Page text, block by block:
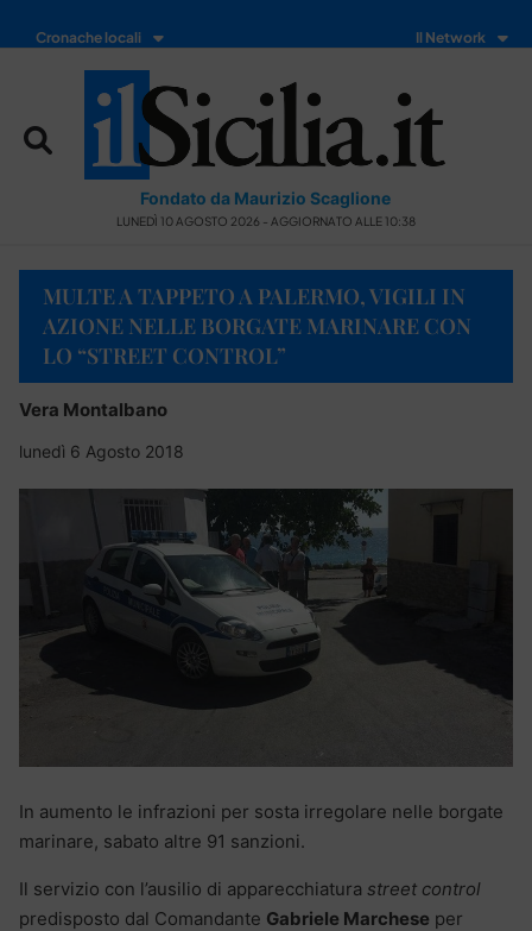
Cronache locali Il Network
Fondato da Maurizio Scaglione
LUNEDÌ 10 AGOSTO 2026 - AGGIORNATO ALLE 10:38
MULTE A TAPPETO A PALERMO, VIGILI IN
AZIONE NELLE BORGATE MARINARE CON
LO “STREET CONTROL”
Vera Montalbano
lunedì 6 Agosto 2018
In aumento le infrazioni per sosta irregolare nelle borgate
marinare, sabato altre 91 sanzioni.
Il servizio con l’ausilio di apparecchiatura street control
predisposto dal Comandante Gabriele Marchese per